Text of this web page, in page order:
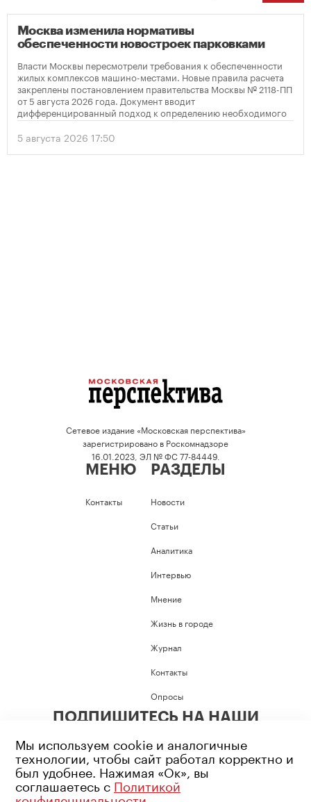
Москва изменила нормативы
обеспеченности новостроек парковками
Власти Москвы пересмотрели требования к обеспеченности
жилых комплексов машино-местами. Новые правила расчета
закреплены постановлением правительства Москвы № 2118-ПП
от 5 августа 2026 года. Документ вводит
дифференцированный подход к определению необходимого
количества парковок в зависимости от площади квартир и
устанавливает переходный период для уже согласованных
проектов.
5 августа 2026 17:50
Сетевое издание «Московская перспектива»
зарегистрировано в Роскомнадзоре
16.01.2023, ЭЛ № ФС 77-84449.
МЕНЮ
Контакты
РАЗДЕЛЫ
Новости
Статьи
Аналитика
Интервью
Мнение
Жизнь в городе
Журнал
Контакты
Опросы
ПОДПИШИТЕСЬ НА НАШИ
Мы используем cookie и аналогичные
технологии, чтобы сайт работал корректно и
был удобнее. Нажимая «Ок», вы
соглашаетесь с Политикой